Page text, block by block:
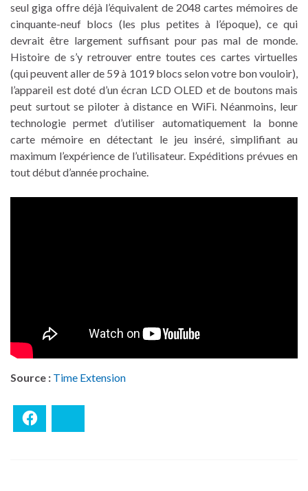
seul giga offre déjà l’équivalent de 2048 cartes mémoires de
cinquante-neuf blocs (les plus petites à l’époque), ce qui
devrait être largement suffisant pour pas mal de monde.
Histoire de s’y retrouver entre toutes ces cartes virtuelles
(qui peuvent aller de 59 à 1019 blocs selon votre bon vouloir),
l’appareil est doté d’un écran LCD OLED et de boutons mais
peut surtout se piloter à distance en WiFi. Néanmoins, leur
technologie permet d’utiliser automatiquement la bonne
carte mémoire en détectant le jeu inséré, simplifiant au
maximum l’expérience de l’utilisateur. Expéditions prévues en
tout début d’année prochaine.
Source : Time Extension